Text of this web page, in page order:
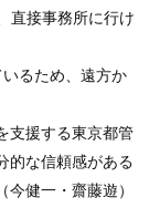
直接事務所に行け
るため、遠方か
支援する東京都管
的な信頼感がある
健一・齋藤遊）